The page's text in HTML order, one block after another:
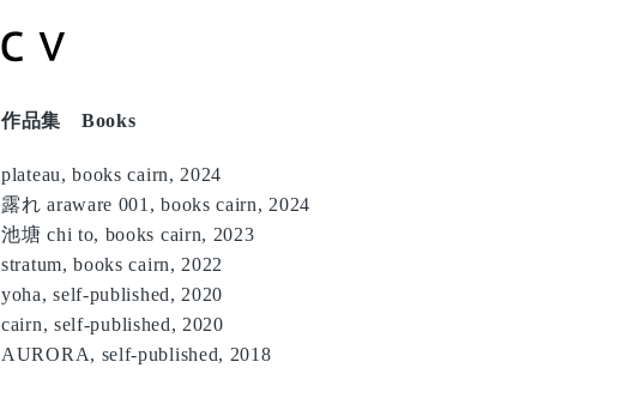
作品集 Books
plateau, books cairn, 2024
露れ araware 001, books cairn, 2024
池塘 chi to, books cairn, 2023
stratum, books cairn, 2022
yoha, self-published, 2020
cairn, self-published, 2020
AURORA, self-published, 2018